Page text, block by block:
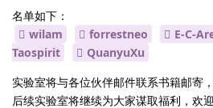
名单如下：
wilam
forrestneo E-C-
Taospirit
QuanyuXu
实验室将与各位伙伴邮件联系书籍邮寄
后续实验室将继续为大家谋取福利，欢